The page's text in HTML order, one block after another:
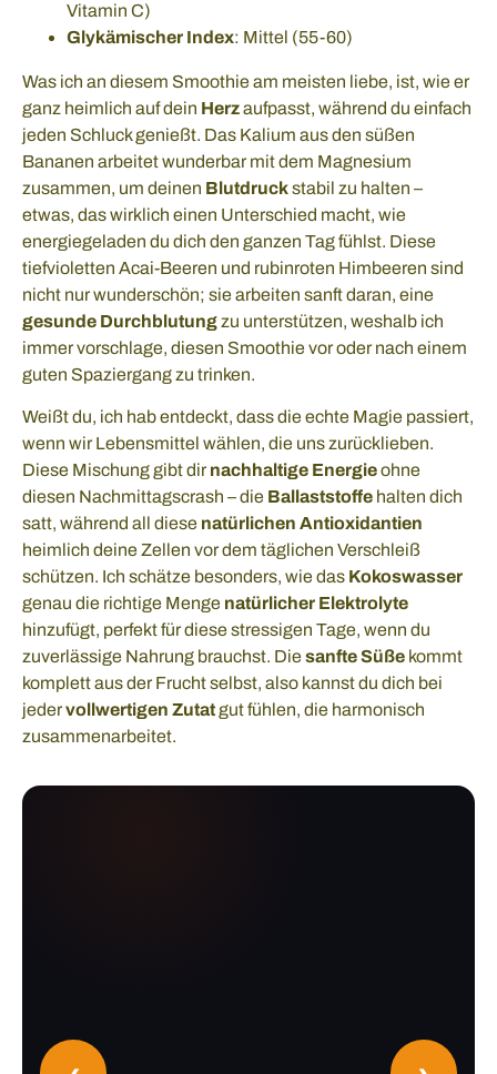
Vitamin C)
Glykämischer Index: Mittel (55-60)
Was ich an diesem Smoothie am meisten liebe, ist, wie er
ganz heimlich auf dein Herzaufpasst, während du einfach
jeden Schluck genießt. Das Kalium aus den süßen
Bananen arbeitet wunderbar mit dem Magnesium
zusammen, um deinen Blutdruckstabil zu halten –
etwas, das wirklich einen Unterschied macht, wie
energiegeladen du dich den ganzen Tag fühlst. Diese
tiefvioletten Acai-Beeren und rubinroten Himbeeren sind
nicht nur wunderschön; sie arbeiten sanft daran, eine
gesunde Durchblutungzu unterstützen, weshalb ich
immer vorschlage, diesen Smoothie vor oder nach einem
guten Spaziergang zu trinken.
Weißt du, ich hab entdeckt, dass die echte Magie passiert,
wenn wir Lebensmittel wählen, die uns zurücklieben.
Diese Mischung gibt dirnachhaltige Energieohne
diesen Nachmittagscrash – die Ballaststoffe halten dich
satt, während all diese natürlichen Antioxidantien
heimlich deine Zellen vor dem täglichen Verschleiß
schützen. Ich schätze besonders, wie das Kokoswasser
genau die richtige Menge natürlicher Elektrolyte
hinzufügt, perfekt für diese stressigen Tage, wenn du
zuverlässige Nahrung brauchst. Diesanfte Süße kommt
komplett aus der Frucht selbst, also kannst du dich bei
jedervollwertigen Zutatgut fühlen, die harmonisch
zusammenarbeitet.